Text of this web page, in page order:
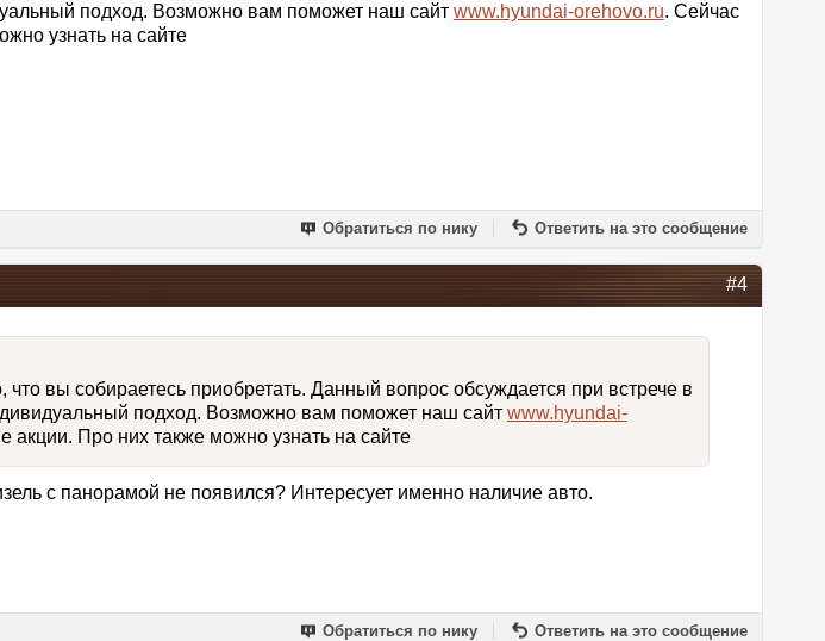
подход. Возможно вам поможет наш сайт www.hyundai-orehovo.ru. Сейчас
узнать на сайте
Обратиться по нику Ответить на это сообщение
#4
что вы собираетесь приобретать. Данный вопрос обсуждается при встрече в
подход. Возможно вам поможет наш сайт www.hyundai-
акции. Про них также можно узнать на сайте
с панорамой не появился? Интересует именно наличие авто.
Обратиться по нику Ответить на это сообщение